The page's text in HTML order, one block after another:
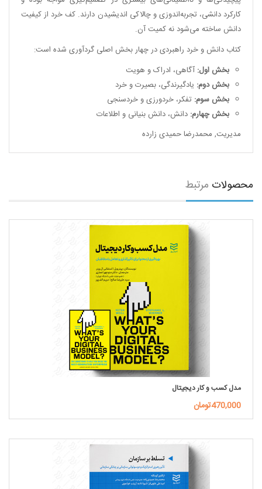
کارکرد دانشی، تجربه‌اندوزی و چالاکی اندیشیدن دارند. کف خرد از کیفیت
دانش ساخته می‌شود نه کمیت آن.
کتاب دانش و خرد راهبردی در چهار بخش اصلی گردآوری شده است:
بخش اول: آگاهی، ادراک و هویت
بخش دوم: یادگیرندگی، بصیرت و خرد
بخش سوم: تفکر، خردورزی و خردسنجی
بخش چهارم: دانش، دانش بنیانی و اطلاعات
مدیریت, محمدرضا حمیدی زارده
محصولات مرتبط
مدل کسب و کار دیجیتال
470,000تومان